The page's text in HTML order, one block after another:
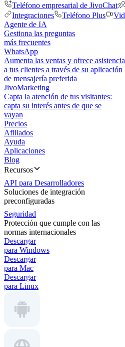
Teléfono empresarial de JivoChat
Integraciones
Teléfono Plus
Agente de IA
Gestiona las preguntas
más frecuentes
WhatsApp
Aumenta las ventas y ofrece asistencia
a tus clientes a través de su aplicación
de mensajería preferida
JivoMarketing
Capta la atención de tus visitantes:
capta su interés antes de que se
vayan
Precios
Afiliados
Ayuda
Aplicaciones
Blog
Recursos
API para Desarrolladores
Soluciones de integración
preconfiguradas
Seguridad
Protección que cumple con las
normas internacionales
Descargar
para Windows
Descargar
para Mac
Descargar
para Linux